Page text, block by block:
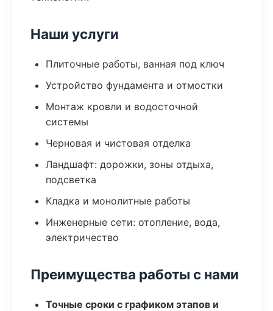
Наши услуги
Плиточные работы, ванная под ключ
Устройство фундамента и отмостки
Монтаж кровли и водосточной
системы
Черновая и чистовая отделка
Ландшафт: дорожки, зоны отдыха,
подсветка
Кладка и монолитные работы
Инженерные сети: отопление, вода,
электричество
Преимущества работы с нами
Точные сроки с графиком этапов и